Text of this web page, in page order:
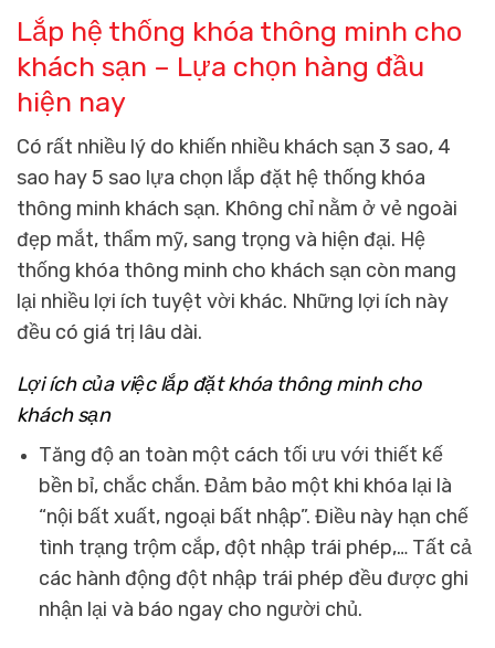
Lắp hệ thống khóa thông minh cho
khách sạn – Lựa chọn hàng đầu
hiện nay
Có rất nhiều lý do khiến nhiều khách sạn 3 sao, 4
sao hay 5 sao lựa chọn lắp đặt hệ thống khóa
thông minh khách sạn. Không chỉ nằm ở vẻ ngoài
đẹp mắt, thẩm mỹ, sang trọng và hiện đại. Hệ
thống khóa thông minh cho khách sạn còn mang
lại nhiều lợi ích tuyệt vời khác. Những lợi ích này
đều có giá trị lâu dài.
Lợi ích của việc lắp đặt khóa thông minh cho
khách sạn
Tăng độ an toàn một cách tối ưu với thiết kế
bền bỉ, chắc chắn. Đảm bảo một khi khóa lại là
“nội bất xuất, ngoại bất nhập”. Điều này hạn chế
tình trạng trộm cắp, đột nhập trái phép,… Tất cả
các hành động đột nhập trái phép đều được ghi
nhận lại và báo ngay cho người chủ.